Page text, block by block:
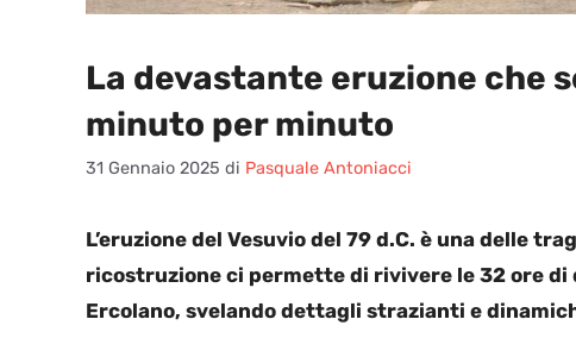
La devastante eruzione che
minuto per minuto
31 Gennaio 2025 di Pasquale Antoniacci
L’eruzione del Vesuvio del 79 d.C. è una delle
ricostruzione ci permette di rivivere le 32 ore di
Ercolano, svelando dettagli strazianti e